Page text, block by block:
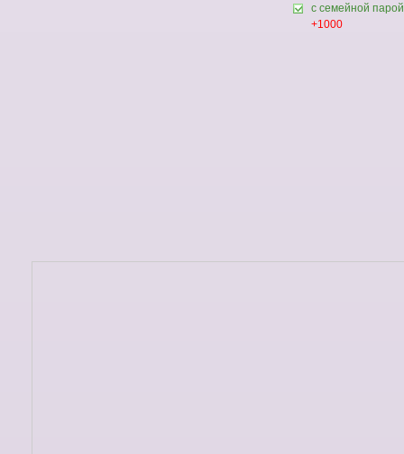
с семейной парой
+1000